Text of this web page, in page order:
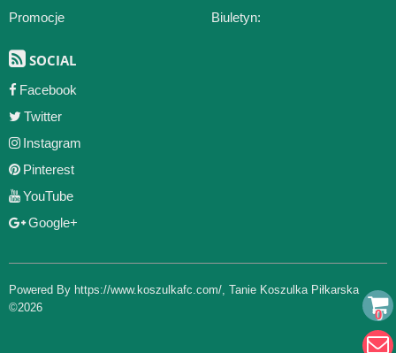
Promocje
Biuletyn:
SOCIAL
Facebook
Twitter
Instagram
Pinterest
YouTube
Google+
Powered By https://www.koszulkafc.com/ Tanie Koszulka Piłkarska
©2026